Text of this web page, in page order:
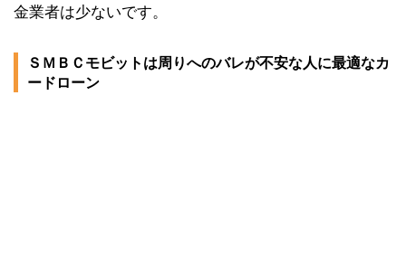
金業者は少ないです。
ＳＭＢＣモビットは周りへのバレが不安な人に最適なカ
ードローン